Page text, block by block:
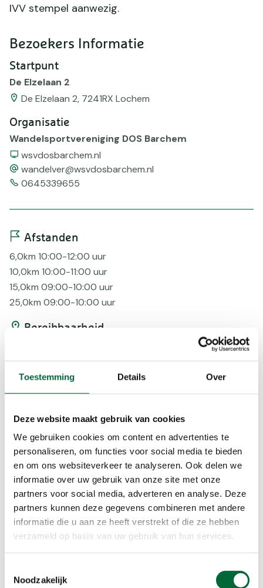
Toestemming Details Over
Deze website maakt gebruik van cookies
We gebruiken cookies om content en advertenties te
personaliseren, om functies voor social media te bieden
en om ons websiteverkeer te analyseren. Ook delen we
informatie over uw gebruik van onze site met onze
partners voor social media, adverteren en analyse. Deze
partners kunnen deze gegevens combineren met andere
informatie die u aan ze heeft verstrekt of die ze hebben
verzameld op basis van uw gebruik van hun services.
Noodzakelijk
IVV stempel aanwezig.
Bezoekers Informatie
Startpunt
De Elzelaan 2
De Elzelaan 2, 7241RX Lochem
Organisatie
Wandelsportvereniging DOS Barchem
Website
wsvdosbarchem.nl
emailwandelver@wsvdosbarchem.nl
Telefoonnummer
0645339655
Afstanden
6,0km 10:00-12:00 uur
10,0km 10:00-11:00 uur
15,0km 09:00-10:00 uur
25,0km 09:00-10:00 uur
Bereikbaarheid
Voorzieningen
AED
EHBO
Honden, mits aangelijnd
Korting
Onverhard
Routebeschr
Rust
Verhard
Beloningen
Medaille